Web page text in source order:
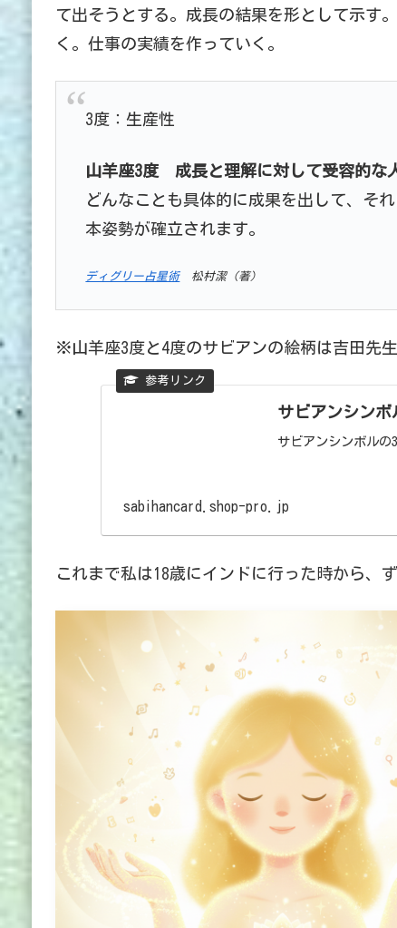
て出そうとする。成長の結果を形として示す
く。仕事の実績を作っていく。
3度：生産性
山羊座3度 成長と理解に対して受容的な
どんなことも具体的に成果を出して、そ
本姿勢が確立されます。
ディグリー占星術松村潔（著）
※山羊座3度と4度のサビアンの絵柄は吉田先
サビアンシン
サビアンシンボルの
sabihancard.shop-pro.jp
これまで私は18歳にインドに行った時から、